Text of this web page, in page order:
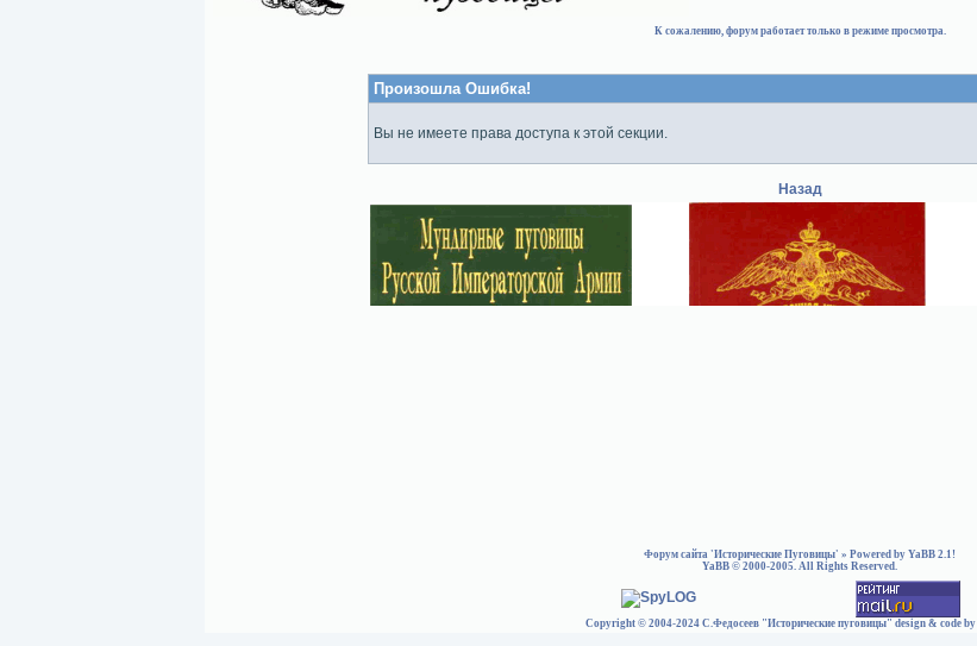
К сожалению, форум работает только в режиме просмотра.
Произошла Ошибка!
Вы не имеете права доступа к этой секции.
Назад
Форум сайта 'Исторические Пуговицы' » Powered by YaBB 2.1!
YaBB © 2000-2005. All Rights Reserved.
Copyright © 2004-2024 С.Федосеев "Исторические пуговицы" design & code by